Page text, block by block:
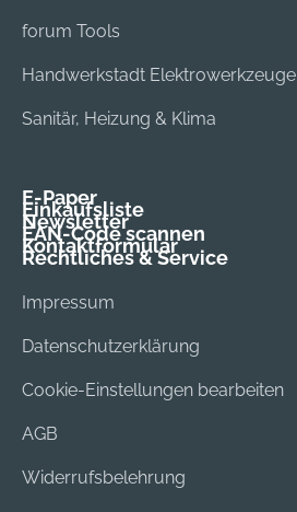
forum Tools
Handwerkstadt Elektrowerkzeuge
Sanitär, Heizung & Klima
E-Paper
Einkaufsliste
Newsletter
EAN-Code scannen
Kontaktformular
Rechtliches & Service
Impressum
Datenschutzerklärung
Cookie-Einstellungen bearbeiten
AGB
Widerrufsbelehrung